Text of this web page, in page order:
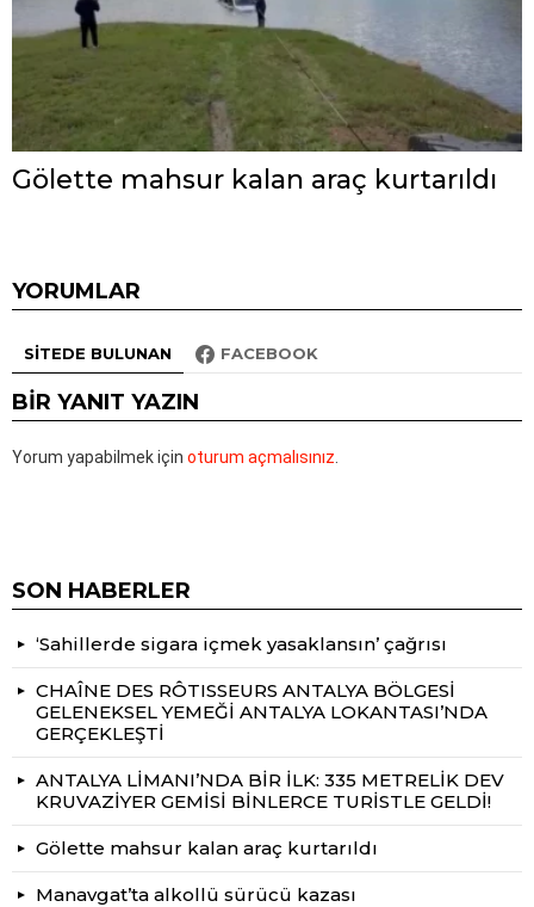
Gölette mahsur kalan araç kurtarıldı
YORUMLAR
SITEDE BULUNAN FACEBOOK
BIR YANIT YAZIN
Yorum yapabilmek için oturum açmalısınız
SON HABERLER
‘Sahillerde sigara içmek yasaklansın’ çağrısı
CHAÎNE DES RÔTISSEURS ANTALYA BÖLGESİ
GELENEKSEL YEMEĞİ ANTALYA LOKANTASI’NDA
GERÇEKLEŞTİ
ANTALYA LİMANI’NDA BİR İLK: 335 METRELİK DEV
KRUVAZİYER GEMİSİ BİNLERCE TURİSTLE GELDİ!
Gölette mahsur kalan araç kurtarıldı
Manavgat’ta alkollü sürücü kazası